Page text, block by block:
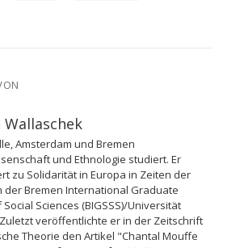
Wallaschek
Amsterdam und Bremen
und Ethnologie studiert. Er
zu Solidarität in Europa in Zeiten der
der Bremen International Graduate
Social Sciences (BIGSSS)/Universität
veröffentlichte er in der Zeitschrift
Theorie den Artikel "Chantal Mouffe